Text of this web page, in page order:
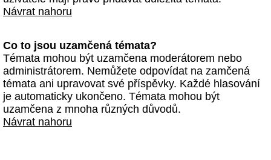
Návrat nahoru
Co to jsou uzamčená témata?
Témata mohou být uzamčena moderátorem nebo
administrátorem. Nemůžete odpovídat na zamčená
témata ani upravovat své příspěvky. Každé hlasování
je automaticky ukončeno. Témata mohou být
uzamčena z mnoha různých důvodů.
Návrat nahoru